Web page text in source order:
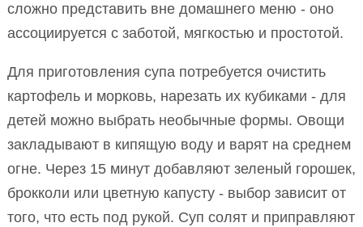
сложно представить вне домашнего меню - оно
ассоциируется с заботой, мягкостью и простотой.
Для приготовления супа потребуется очистить
картофель и морковь, нарезать их кубиками - для
детей можно выбрать необычные формы. Овощи
закладывают в кипящую воду и варят на среднем
огне. Через 15 минут добавляют зеленый горошек,
брокколи или цветную капусту - выбор зависит от
того, что есть под рукой. Суп солят и приправляют